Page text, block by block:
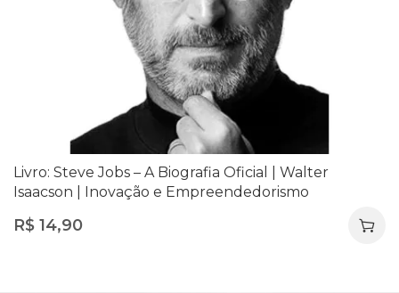
Livro: Steve Jobs – A Biografia Oficial | Walter
Isaacson | Inovação e Empreendedorismo
R$ 14,90